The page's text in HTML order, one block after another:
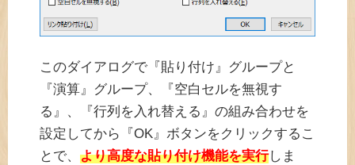
このダイアログで『貼り付け』グループと
『演算』グループ、『空白セルを無視す
る』、『行列を入れ替える』の組み合わせを
設定してから『OK』ボタンをクリックするこ
とで、 より高度な貼り付け機能を実行しま